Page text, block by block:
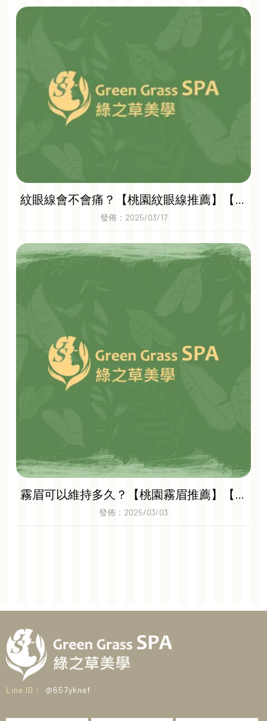
紋眼線會不會痛？【桃園紋眼線推薦】【桃
園美容spa創業】
發佈：2025/03/17
霧眉可以維持多久？【桃園霧眉推薦】【桃
園美容spa創業】
發佈：2025/03/03
@657yknef